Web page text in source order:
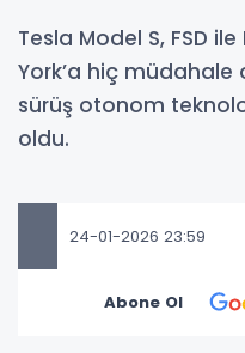
Tesla Model S, FSD
York’a hiç
sürüş otonom
oldu.
24-01-2026 23:59
Abone Ol